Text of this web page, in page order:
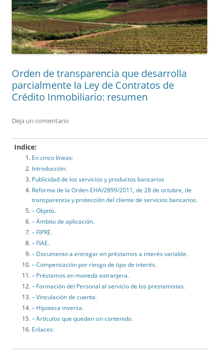
Orden de transparencia que desarrolla
parcialmente la Ley de Contratos de
Crédito Inmobiliario: resumen
Deja un comentario
Indice:
En cinco líneas:
Introducción.
Publicidad de los servicios y productos bancarios
Reforma de la Orden EHA/2899/2011, de 28 de octubre, de
transparencia y protección del cliente de servicios bancarios.
– Objeto.
– Ámbito de aplicación.
– FIPRE.
– FIAE.
– Documento a entregar en préstamos a interés variable.
– Compensación por riesgo de tipo de interés.
– Préstamos en moneda extranjera.
– Formación del Personal al servicio de los prestamistas.
– Vinculación de cuenta.
– Hipoteca inversa.
– Artículos que quedan sin contenido.
Enlaces: